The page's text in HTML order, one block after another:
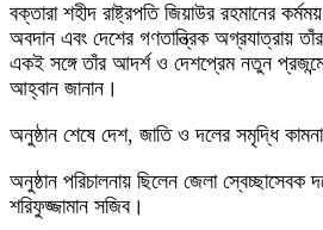
বক্তারা শহীদ রাষ্ট্রপতি জিয়াউর রহমানের
অবদান এবং দেশের গণতান্ত্রিক অগ্রযাত্রায়
একই সঙ্গে তাঁর আদর্শ ও দেশপ্রেম নতুন
আহ্বান জানান।
অনুষ্ঠান শেষে দেশ, জাতি ও দলের সমৃদ্ধি
অনুষ্ঠান পরিচালনায় ছিলেন জেলা
শরিফুজ্জামান সজিব।